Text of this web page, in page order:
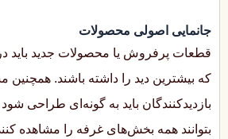
جانمایی اصولی محصولات
قطعات پرفروش یا محصولات جدید باید
که بیشترین دید را داشته باشند.
بازدیدکنندگان باید به گونه‌ای طراحی
بتوانند همه بخش‌های غرفه را مشاهده